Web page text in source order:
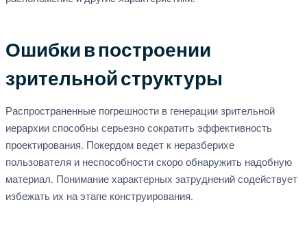
Ошибки в построении
зрительной структуры
Распространенные погрешности в генерации зрительной
иерархии способны серьезно сократить эффективность
проектирования. Покердом ведет к неразберихе
пользователя и неспособности скоро обнаружить надобную
материал. Понимание характерных затруднений содействует
избежать их на этапе конструирования.